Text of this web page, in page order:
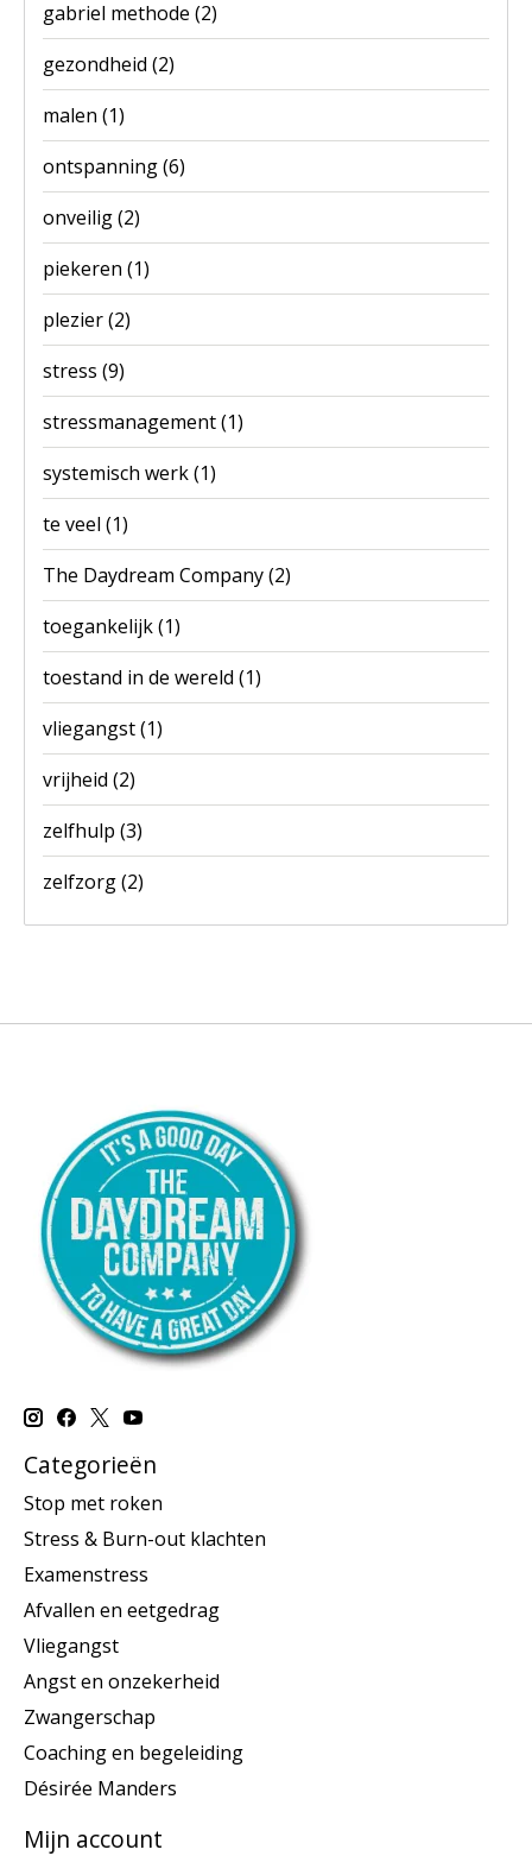
gabriel methode (2)
gezondheid (2)
malen (1)
ontspanning(6)
onveilig(2)
piekeren (1)
plezier(2)
stress (9)
stressmanagement(1)
systemisch werk(1)
te veel (1)
The Daydream Company(2)
toegankelijk(1)
toestand in de wereld (1)
vliegangst(1)
vrijheid (2)
zelfhulp (3)
zelfzorg(2)
Categorieën
Stop met roken
Stress & Burn-out klachten
Examenstress
Afvallen en eetgedrag
Vliegangst
Angst en onzekerheid
Zwangerschap
Coaching en begeleiding
Désirée Manders
Mijn account